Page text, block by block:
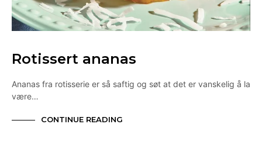
Rotissert ananas
Ananas fra rotisserie er så saftig og søt at det er vanskelig å la
være…
CONTINUE READING